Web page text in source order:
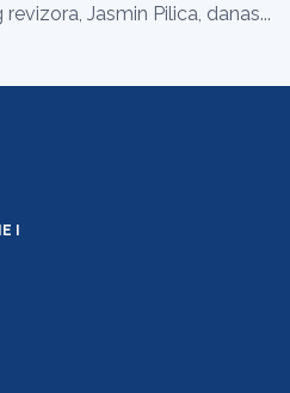
Jasmin Pilica, danas...
I